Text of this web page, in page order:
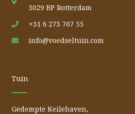
3029 BP Rotterdam
+31 6 273 707 55
info@voedseltuin.com
Tuin
Gedempte Keilehaven,